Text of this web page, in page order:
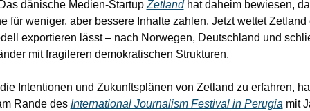
dänische Medien-Startup Zetland hat daheim bewiesen,
für weniger, aber bessere Inhalte zahlen. Jetzt wettet Zetland
exportieren lässt – nach Norwegen, Deutschland und
mit fragileren demokratischen Strukturen.
Intentionen und Zukunftsplänen von Zetland zu erfahren,
Rande des International Journalism Festival in Perugia mit